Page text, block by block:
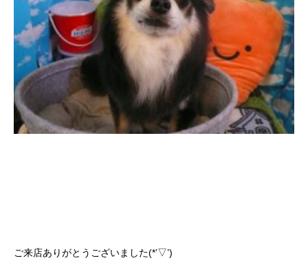
ご来店ありがとうございました(*’▽’)